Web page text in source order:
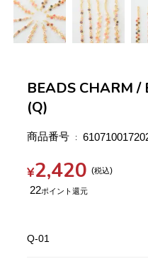
BEADS CHARM /
(Q)
商品番号
¥2,420 税込
22
Q-01